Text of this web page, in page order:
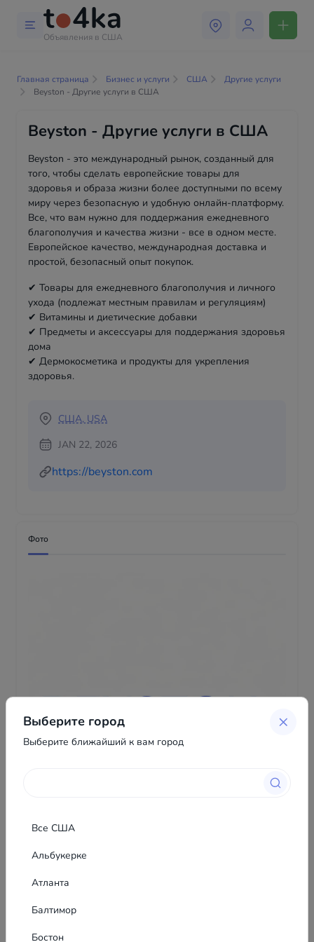
Объявления в США
Главная страница Бизнес и услуги США
Другие услуги
Beyston - Другие услуги в США
Фото
Beyston - Другие услуги в США
Beyston - это международный рынок, созданный для
того, чтобы сделать европейские товары для
здоровья и образа жизни более доступными по всему
миру через безопасную и удобную онлайн-платформу.
Все, что вам нужно для поддержания ежедневного
благополучия и качества жизни - все в одном месте.
Европейское качество, международная доставка и
простой, безопасный опыт покупок.
✔ Товары для ежедневного благополучия и личного
ухода (подлежат местным правилам и регуляциям)
✔ Витамины и диетические добавки
✔ Предметы и аксессуары для поддержания здоровья
дома
✔ Дермокосметика и продукты для укрепления
здоровья.
США, USA
JAN 22, 2026
https://beyston.com
Выберите город
Выберите ближайший к вам город
Все США
Альбукерке
Атланта
Балтимор
Бостон